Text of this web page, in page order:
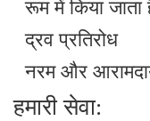
रूम में किया जाता
द्रव प्रतिरोध
नरम और
हमारी सेवा: